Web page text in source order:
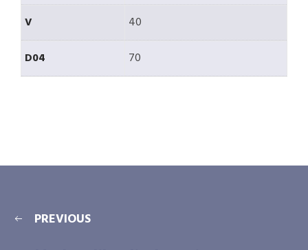
V
40
D04
70
PREVIOUS